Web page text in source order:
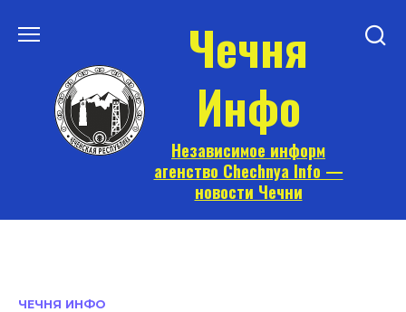
Чечня
Инфо
Независимое информ
агенство Chechnya Info —
новости Чечни
ЧЕЧНЯ ИНФО